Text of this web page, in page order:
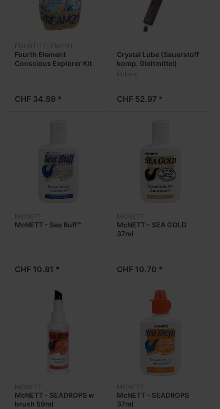
FOURTH ELEMENT
Fourth Element
Conscious Explorer Kit
CHF 34.59 *
Crystal Lube (Sauerstoff
komp. Gleitmittel)
Polaris
CHF 52.97 *
MCNETT
McNETT - Sea Buff™
CHF 10.81 *
MCNETT
McNETT - SEA GOLD
37ml
CHF 10.70 *
MCNETT
McNETT - SEADROPS w
brush 59ml
MCNETT
McNETT - SEADROPS
37ml